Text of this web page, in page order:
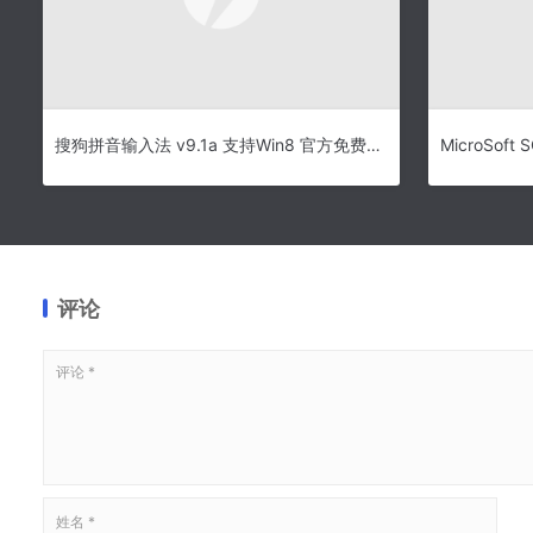
搜狗拼音输入法 v9.1a 支持Win8 官方免费安装版
评论